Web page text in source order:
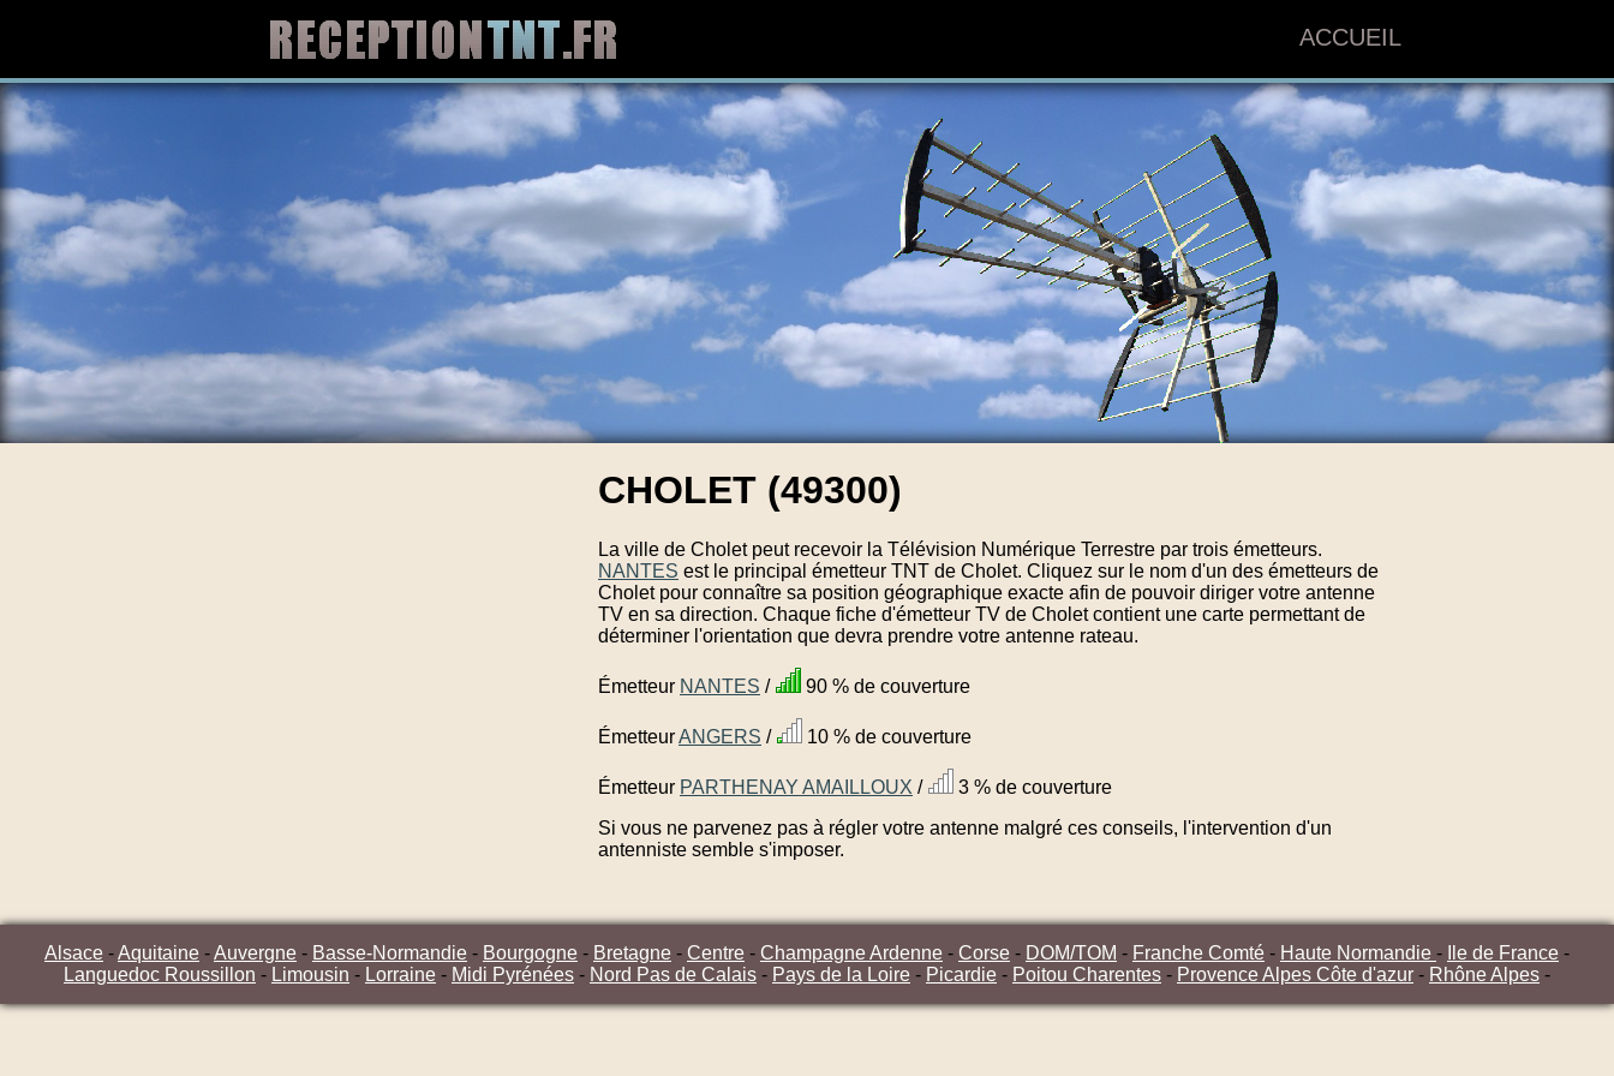
ACCUEIL
CHOLET (49300)
La ville de Cholet peut recevoir la Télévision Numérique Terrestre par trois émetteurs.
NANTES est le principal émetteur TNT de Cholet. Cliquez sur le nom d'un des émetteurs de
Cholet pour connaître sa position géographique exacte afin de pouvoir diriger votre antenne
TV en sa direction. Chaque fiche d'émetteur TV de Cholet contient une carte permettant de
déterminer l'orientation que devra prendre votre antenne rateau.
Émetteur NANTES / 90 % de couverture
ÉmetteurANGERS / 10 % de couverture
Émetteur PARTHENAY AMAILLOUX /
3 % de couverture
Si vous ne parvenez pas à régler votre antenne malgré ces conseils, l'intervention d'un
antenniste semble s'imposer.
Alsace -Aquitaine -Auvergne - Basse-Normandie - Bourgogne - Bretagne - Centre - Champagne Ardenne - Corse - DOM/TOM - Franche Comté - Haute Normandie - Ile de France -
Languedoc Roussillon - Limousin - Lorraine - Midi Pyrénées - Nord Pas de Calais - Pays de la Loire - Picardie - Poitou Charentes - Provence Alpes Côte d'azur - Rhône Alpes -